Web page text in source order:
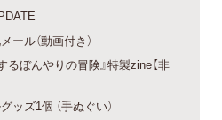
ール（動画付き）
るぼんやりの冒険』特製zine【非
ッズ1個 （手ぬぐい）